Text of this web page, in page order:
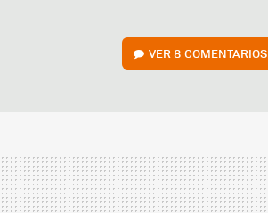
VER8 COMENTARIOS